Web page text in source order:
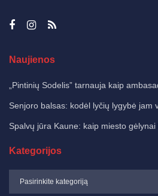
Naujienos
„Pintinių Sodelis” tarnauja kaip
Senjoro balsas: kodėl lyčių lygybė jam
Spalvų jūra Kaune: kaip miesto
Kategorijos